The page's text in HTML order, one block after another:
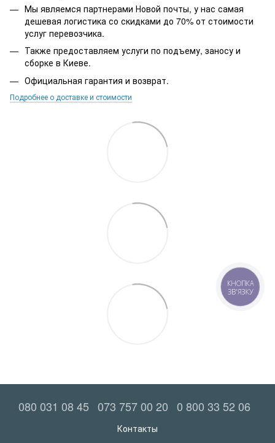
Мы являемся партнерами Новой почты, у нас самая
дешевая логистика со скидками до 70% от стоимости
услуг перевозчика.
Также предоставляем услуги по подъему, заносу и
сборке в Киеве.
Официальная гарантия и возврат.
Подробнее о доставке и стоимости
080 031 08 45 073 757 00 20 0 800 33 52 06
Контакты
КНОПКА
ЗВ'ЯЗКУ